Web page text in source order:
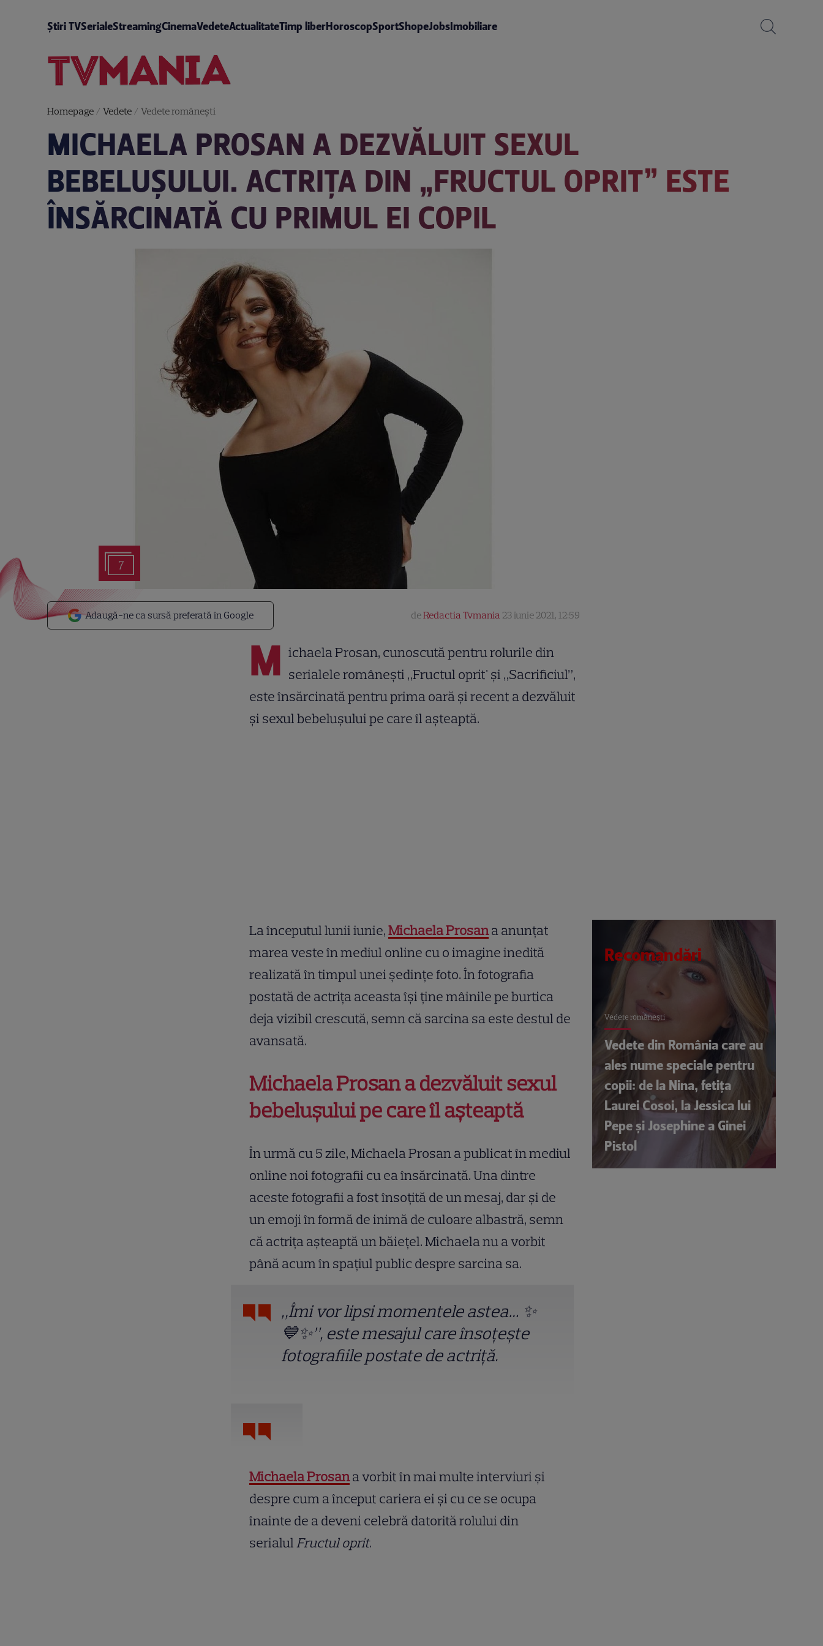
Știri TVSerialeStreamingCinemaVedeteActualitateTimp liberHoroscopSportShopeJobsImobiliare
Homepage/ Vedete/ Vedete româneşti
MICHAELA PROSAN A DEZVĂLUIT SEXUL
BEBELUȘULUI. ACTRIȚA DIN „FRUCTUL OPRIT” ESTE
ÎNSĂRCINATĂ CU PRIMUL EI COPIL
7
Adaugă-ne ca sursă preferată în Google deRedactia Tvmania 23 iunie 2021, 12:59
M ichaela Prosan, cunoscută pentru rolurile din
serialele românești „Fructul oprit' și „Sacrificiul”,
este însărcinată pentru prima oară și recent a dezvăluit
și sexul bebelușului pe care îl așteaptă.
La începutul lunii iunie,Michaela Prosana anunțat
marea veste în mediul online cu o imagine inedită
realizată în timpul unei ședințe foto. În fotografia
postată de actrița aceasta își ține mâinile pe burtica
deja vizibil crescută, semn că sarcina sa este destul de
avansată.
Michaela Prosan a dezvăluit sexul
bebelușului pe care îl așteaptă
În urmă cu 5 zile, Michaela Prosan a publicat în mediul
online noi fotografii cu ea însărcinată. Una dintre
aceste fotografii a fost însoțită de un mesaj, dar și de
un emoji în formă de inimă de culoare albastră, semn
că actrița așteaptă un băiețel. Michaela nu a vorbit
până acum în spațiul public despre sarcina sa.
„Îmi vor lipsi momentele astea… ✨
💙✨”, este mesajul care însoțește
fotografiile postate de actriță.
Michaela Prosana vorbit în mai multe interviuri și
despre cum a început cariera ei și cu ce se ocupa
înainte de a deveni celebră datorită rolului din
serialulFructul oprit.
Recomandări
Vedete româneşti
Vedete din România care au
ales nume speciale pentru
copii: de la Nina, fetița
Laurei Cosoi, la Jessica lui
Pepe și Josephine a Ginei
Pistol